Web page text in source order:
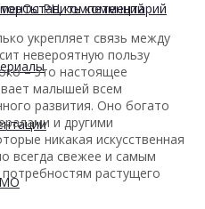
РЦ компетенций
МО
Оставить комментарий
укрепляет связь между
невероятную пользу
– это настоящее
малышей всем
развития. Оно богато
и другими
никакая искусственная
всегда свежее и самым
растущего